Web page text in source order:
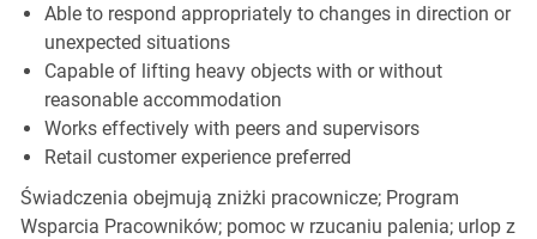
Able to respond appropriately to changes in direction or
unexpected situations
Capable of lifting heavy objects with or without
reasonable accommodation
Works effectively with peers and supervisors
Retail customer experience preferred
Świadczenia obejmują zniżki pracownicze; Program
Wsparcia Pracowników; pomoc w rzucaniu palenia; urlop z